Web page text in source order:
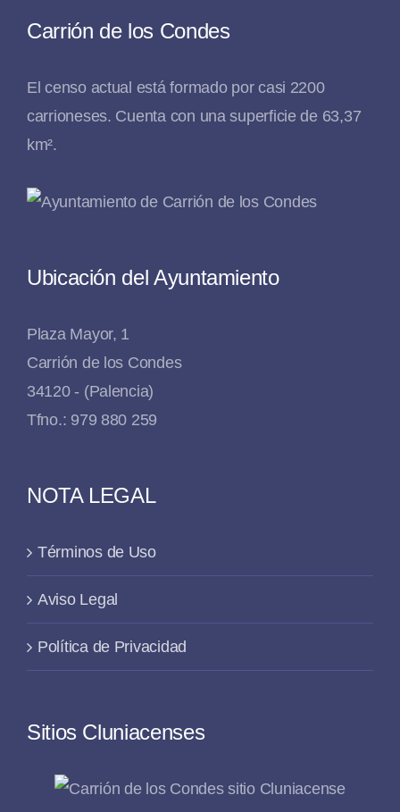
Carrión de los Condes
El censo actual está formado por casi 2200
carrioneses. Cuenta con una superficie de 63,37
km².
Ubicación del Ayuntamiento
Plaza Mayor, 1
Carrión de los Condes
34120 - (Palencia)
Tfno.: 979 880 259
NOTA LEGAL
Términos de Uso
Aviso Legal
Política de Privacidad
Sitios Cluniacenses